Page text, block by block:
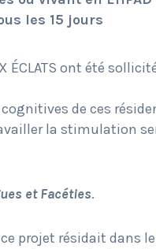
les 15 jours
ÉCLATS ont été
de ces
la stimulation
et Facéties.
projet résidait dans